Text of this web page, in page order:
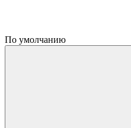
По умолчанию